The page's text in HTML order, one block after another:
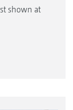
shown at